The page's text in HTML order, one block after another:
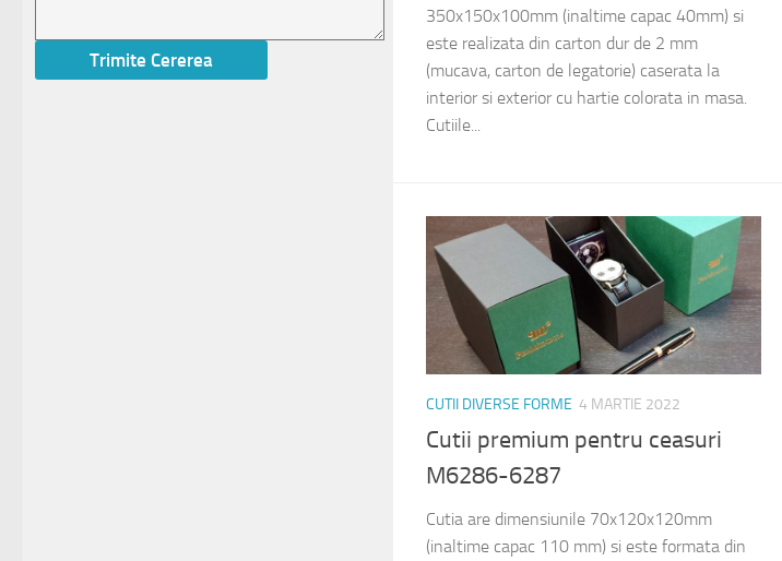
350x150x100mm (inaltime capac 40mm) si
este realizata din carton dur de 2 mm
(mucava, carton de legatorie) caserata la
interior si exterior cu hartie colorata in masa.
Cutiile...
CUTII DIVERSE FORME 4 MARTIE 2022
Cutii premium pentru ceasuri
M6286-6287
Cutia are dimensiunile 70x120x120mm
(inaltime capac 110 mm) si este formata din